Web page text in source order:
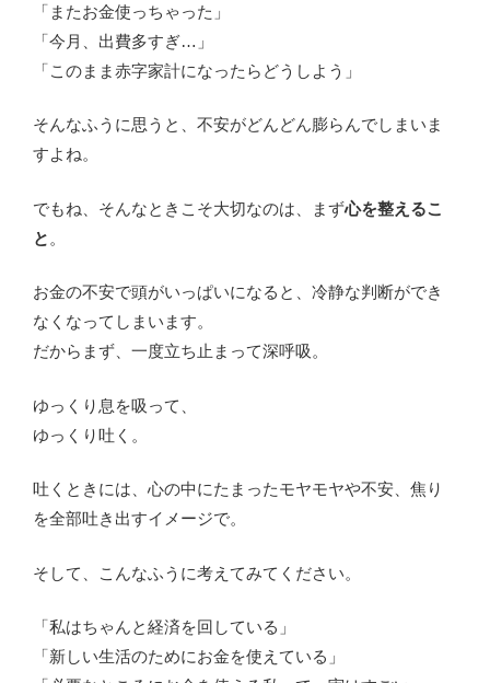
「またお金使っちゃった」
「今月、出費多すぎ…」
「このまま赤字家計になったらどうしよう」
そんなふうに思うと、不安がどんどん膨らんでしまいま
すよね。
でもね、そんなときこそ大切なのは、まず心を整えるこ
と 。
お金の不安で頭がいっぱいになると、冷静な判断ができ
なくなってしまいます。
だからまず、一度立ち止まって深呼吸。
ゆっくり息を吸って、
ゆっくり吐く。
吐くときには、心の中にたまったモヤモヤや不安、焦り
を全部吐き出すイメージで。
そして、こんなふうに考えてみてください。
「私はちゃんと経済を回している」
「新しい生活のためにお金を使えている」